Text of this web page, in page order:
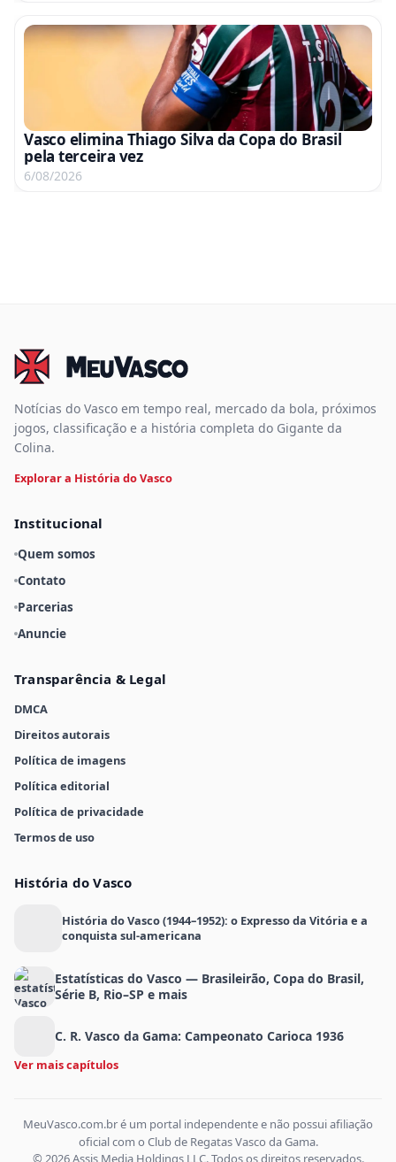
Vasco elimina Thiago Silva da Copa do Brasil
pela terceira vez
6/08/2026
Notícias do Vasco em tempo real, mercado da bola, próximos
jogos, classificação e a história completa do Gigante da
Colina.
Explorar a História do Vasco
Institucional
Quem somos
Contato
Parcerias
Anuncie
Transparência & Legal
DMCA
Direitos autorais
Política de imagens
Política editorial
Política de privacidade
Termos de uso
História do Vasco
História do Vasco (1944–1952): o Expresso da Vitória e a
conquista sul-americana
Estatísticas do Vasco — Brasileirão, Copa do Brasil,
Série B, Rio–SP e mais
C. R. Vasco da Gama: Campeonato Carioca 1936
Ver mais capítulos
MeuVasco.com.br é um portal independente e não possui afiliação
oficial com o Club de Regatas Vasco da Gama.
© 2026 Assis Media Holdings LLC. Todos os direitos reservados.